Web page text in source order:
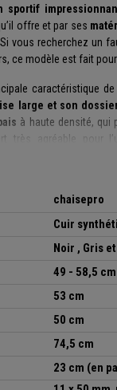
sportif
offre et par ses
vous recherchez un
ce modèle est fait
caractéristique
large et son
à haute densité, qui
très agréable pour
pendant les heures
en actionnant son levier
action à l’inverse
de choisir entre
cuir synthétique
pour être résistant
couleurs
chaisepro
Cuir
Noir , Gris
49 - 58,5 cm
53 cm
50 cm
74,5 cm
23 cm (en